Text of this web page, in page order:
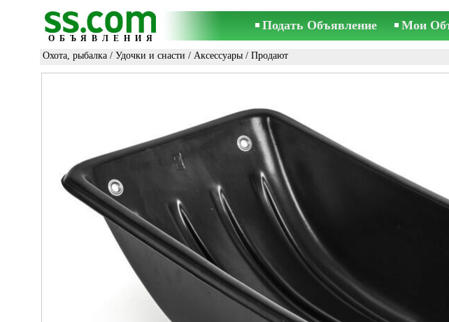
ОБЪЯВЛЕНИЯ
Подать Объявление Мои
Охота, рыбалка / Удочки и снасти / Аксессуары / Продают